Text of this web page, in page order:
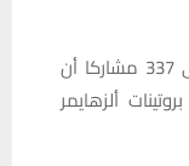
وأظهرت نتائج اختبار الدم الذي أجري على 337 مشاركا أن
ألزهايمر